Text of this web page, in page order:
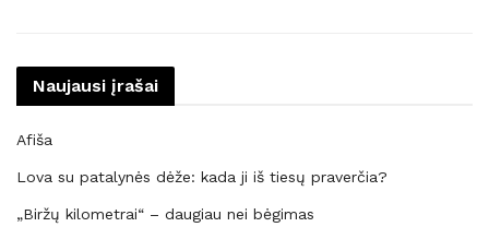
Naujausi įrašai
Afiša
Lova su patalynės dėže: kada ji iš tiesų praverčia?
„Biržų kilometrai“ – daugiau nei bėgimas